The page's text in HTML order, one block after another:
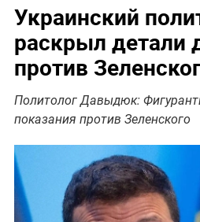
Украинский
раскрыл детали
против
Политолог Давыдюк:
показания против Зеленского